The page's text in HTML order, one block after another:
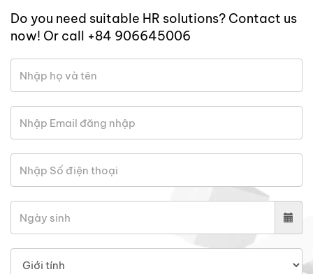
Do you need suitable HR solutions? Contact us
now! Or call +84 906645006